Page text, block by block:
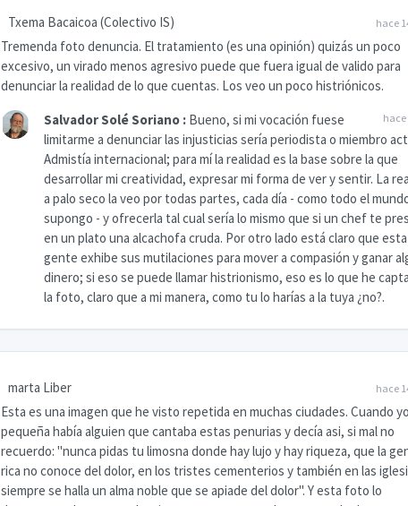
hace
Txema Bacaicoa (Colectivo IS)
Tremenda foto denuncia. El tratamiento (es una opinión) quizás un poco
excesivo, un virado menos agresivo puede que fuera igual de valido para
denunciar la realidad de lo que cuentas. Los veo un poco histriónicos.
Salvador Solé Soriano : hace
Bueno, si mi vocación fuese
limitarme a denunciar las injusticias sería periodista o miembro
Admistía internacional; para mí la realidad es la base sobre la que
desarrollar mi creatividad, expresar mi forma de ver y sentir. La
a palo seco la veo por todas partes, cada día - como todo el
supongo - y ofrecerla tal cual sería lo mismo que si un chef te
en un plato una alcachofa cruda. Por otro lado está claro que esta
gente exhibe sus mutilaciones para mover a compasión y ganar
dinero; si eso se puede llamar histrionismo, eso es lo que he
la foto, claro que a mi manera, como tu lo harías a la tuya ¿no?.
hace
marta Liber
Esta es una imagen que he visto repetida en muchas ciudades. Cuando
pequeña había alguien que cantaba estas penurias y decía asi, si mal no
recuerdo: "nunca pidas tu limosna donde hay lujo y hay riqueza, que la
rica no conoce del dolor, en los tristes cementerios y también en las
siempre se halla un alma noble que se apiade del dolor". Y esta foto lo